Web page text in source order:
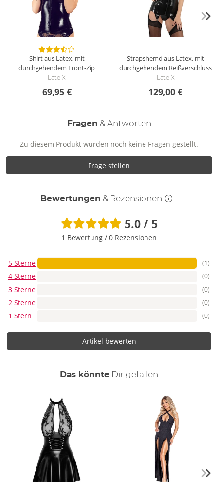
Shirt aus Latex, mit
durchgehendem Front-Zip
Late X
69,95 €
Strapshemd aus Latex, mit
durchgehendem Reißverschluss
Late X
129,00 €
Fragen & Antworten
Zu diesem Produkt wurden noch keine Fragen gestellt.
Frage stellen
Bewertungen & Rezensionen
5.0 / 5
1 Bewertung / 0 Rezensionen
5 Sterne (1)
4 Sterne (0)
3 Sterne (0)
2 Sterne (0)
1 Stern (0)
Artikel bewerten
Das könnte Dir auch
gefallen